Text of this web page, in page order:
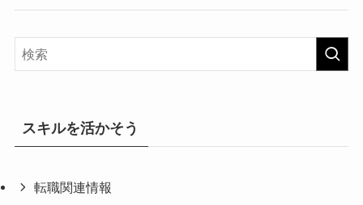
スキルを活かそう
転職関連情報